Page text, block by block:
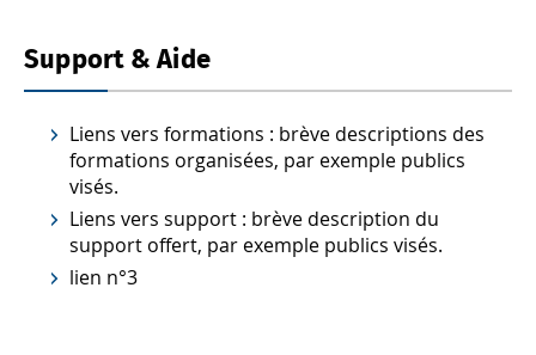
Support & Aide
Liens vers formations : brève descriptions des
formations organisées, par exemple publics
visés.
Liens vers support : brève description du
support offert, par exemple publics visés.
lien n°3